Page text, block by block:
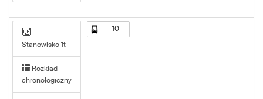
Stanowisko 1t
Rozkład
chronologiczny
10